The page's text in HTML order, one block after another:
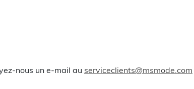
nous un e-mail au serviceclients@msmode.com